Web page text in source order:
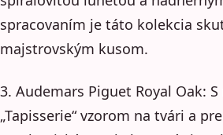
spracovaním je táto kolekcia
majstrovským kusom.
3. Audemars Piguet Royal Oak:
„Tapisserie“ vzorom na tvári a